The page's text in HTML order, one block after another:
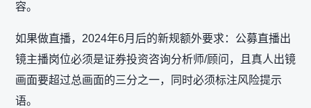
容。
如果做直播，2024年6月后的新规额外要求：公募直播出
镜主播岗位必须是证券投资咨询分析师/顾问，且真人出镜
画面要超过总画面的三分之一，同时必须标注风险提示
语。